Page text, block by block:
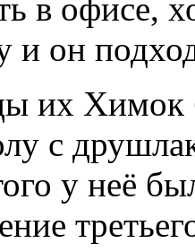
в офисе,
и он
их Химок
с
у неё